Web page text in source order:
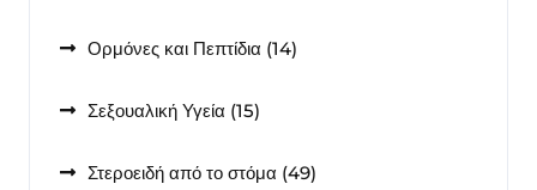
Ορμόνες και Πεπτίδια 1414
Σεξουαλική Υγεία 1515
Στεροειδή από το στόμα 4949